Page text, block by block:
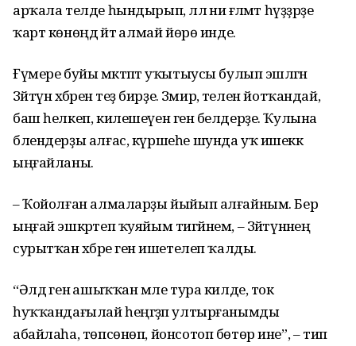
арҡала телде һындырып, әллә ни ғәләмәт һүҙҙәрҙе
ҡарт көнөңдә әйтә алмай йөрө инде.
Ғүмере буйы мәктәптә уҡы­тыусы булып эшләгән
Зәйтүнә хәбә­рен теҙә бирҙе. Зәмирә, телен йотҡандай,
баш һелкеп, килешеүен генә белдерҙе. Ҡулына
блендерҙы алғас, күршеһе шунда уҡ ишеккә
ыңғайланы.
– Ҡойолған алмаларҙы йыйып алғайным. Бер
ыңғай эшкәртеп ҡуяйым тигәйнем, – Зәйтүнәнең
сурытҡан хәбәре генә ишетелеп ҡалды.
“Әлдә генә ашыҡҡан мәле тура килде, ток
һуҡҡандағылай һеңгәҙәп ултырғанымды
абайлаһа, төпсө­нөп, йонсотоп бөтөр ине”, – тип